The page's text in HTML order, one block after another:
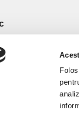
0723 145 611